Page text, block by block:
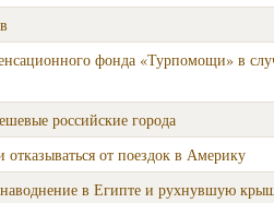
фонда «Турпомощи» в
российские города
отказываться от поездок в Америку
в Египте и рухнувшую